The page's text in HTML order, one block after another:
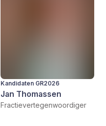
Kandidaten GR2026
Jan Thomassen
Fractievertegenwoordiger